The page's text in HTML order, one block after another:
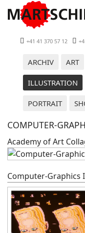
+41 41 370 57 12
ARCHIV ART
ILLUSTRATION
PORTRAIT
COMPUTER-
Academy of Art
Computer-Graphics